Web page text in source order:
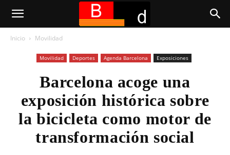
Inicio Movilidad
Movilidad Deportes Agenda Barcelona Exposiciones
Barcelona acoge una
exposición histórica sobre
la bicicleta como motor de
transformación social